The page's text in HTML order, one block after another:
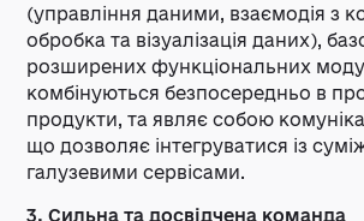
(управління даними, взаємодія з
обробка та візуалізація даних),
розширених функціональних
комбінуються безпосередньо в
продукти, та являє собою
що дозволяє інтегруватися із
галузевими сервісами.
3. Сильна та досвідчена команда